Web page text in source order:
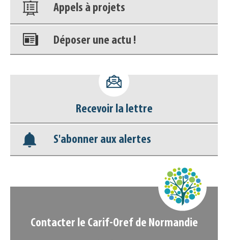
Appels à projets
Déposer une actu !
déconnecter)
Base documentaire
Nos veilles Scoop.it
Recevoir la lettre
S'abonner aux alertes
Contacter le Carif-Oref de Normandie